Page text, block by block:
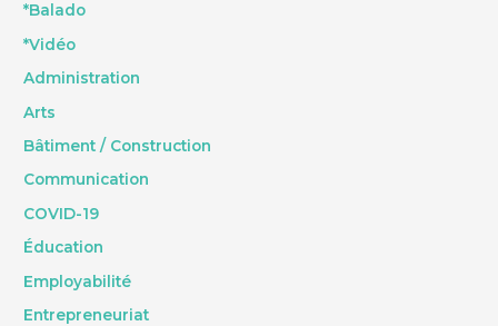
*Balado
*Vidéo
Administration
Arts
Bâtiment / Construction
Communication
COVID-19
Éducation
Employabilité
Entrepreneuriat